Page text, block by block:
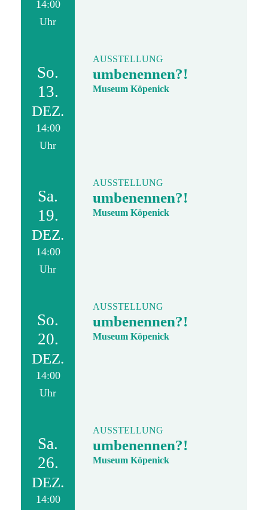
14:00
Uhr
So.
13.
DEZ.
14:00
Uhr
AUSSTELLUNG
umbenennen?!
Museum Köpenick
Sa.
19.
DEZ.
14:00
Uhr
AUSSTELLUNG
umbenennen?!
Museum Köpenick
So.
20.
DEZ.
14:00
Uhr
AUSSTELLUNG
umbenennen?!
Museum Köpenick
Sa.
26.
DEZ.
14:00
AUSSTELLUNG
umbenennen?!
Museum Köpenick